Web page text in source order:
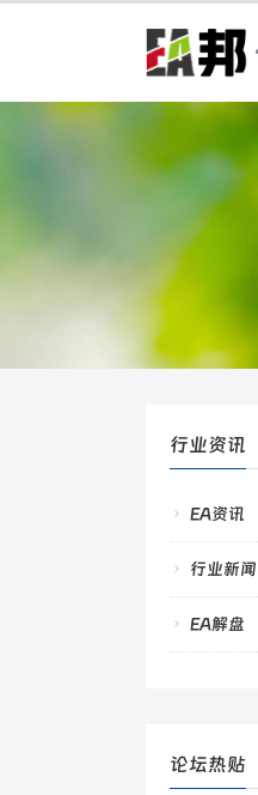
行业资讯
EA资讯
行业新闻
EA解盘
论坛热贴